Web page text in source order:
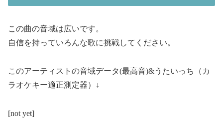
この曲の音域は広いです。
自信を持っていろんな歌に挑戦してください。
このアーティストの音域データ(最高音)&うたいっち（カ
ラオケキー適正測定器）↓
[not yet]